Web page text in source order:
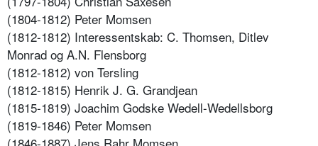
(1804-1812) Peter Momsen
(1812-1812) Interessentskab: C. Thomsen, Ditlev
Monrad og A.N. Flensborg
(1812-1812) von Tersling
(1812-1815) Henrik J. G. Grandjean
(1815-1819) Joachim Godske Wedell-Wedellsborg
(1819-1846) Peter Momsen